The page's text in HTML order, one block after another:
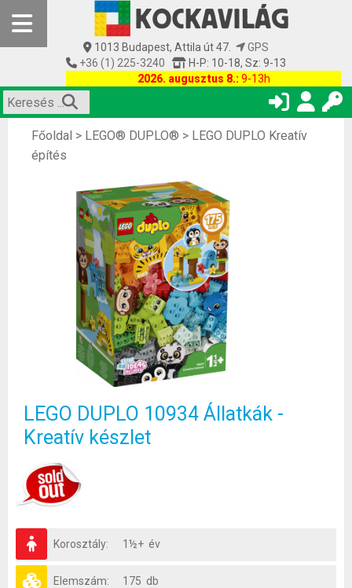
1013 Budapest, Attila út 47.
GPS
+36 (1) 225-3240
H-P: 10-18, Sz: 9-13
2026. augusztus 8.: 9-13h
Főoldal > LEGO® DUPLO® > LEGO DUPLO Kreatív
építés
LEGO DUPLO 10934 Állatkák -
Kreatív készlet
Korosztály: 1½+ év
Elemszám: 175 db